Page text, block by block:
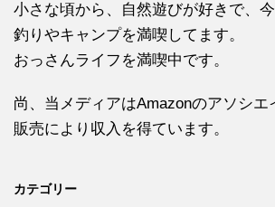
小さな頃から、自然遊びが好きで、
釣りやキャンプを満喫してます。
おっさんライフを満喫中です。
尚、当メディアはAmazonのアソシエ
販売により収入を得ています。
カテゴリー